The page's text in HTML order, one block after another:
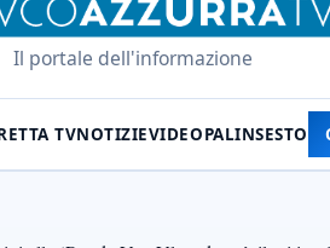
Il portale dell'informazione
TVNOTIZIEVIDEOPALINSESTO